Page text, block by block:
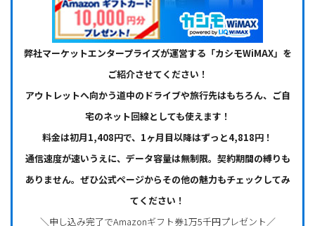
弊社マーケットエンタープライズが運営する「カシモWiMAX」を
ご紹介させてください！
アウトレットへ向かう道中のドライブや旅行先はもちろん、ご自
宅のネット回線としても使えます！
料金は初月1,408円で、1ヶ月目以降はずっと4,818円！
通信速度が速いうえに、データ容量は無制限。契約期間の縛りも
ありません。ぜひ公式ページからその他の魅力もチェックしてみ
てください！
＼申し込み完了でAmazonギフト券1万5千円プレゼント／